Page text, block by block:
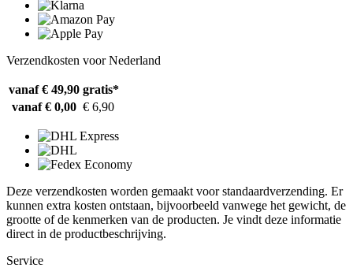
Verzendkosten voor Nederland
vanaf € 49,90 gratis*
vanaf € 0,00 € 6,90
Deze verzendkosten worden gemaakt voor standaardverzending. Er
kunnen extra kosten ontstaan, bijvoorbeeld vanwege het gewicht, de
grootte of de kenmerken van de producten. Je vindt deze informatie
direct in de productbeschrijving.
Service